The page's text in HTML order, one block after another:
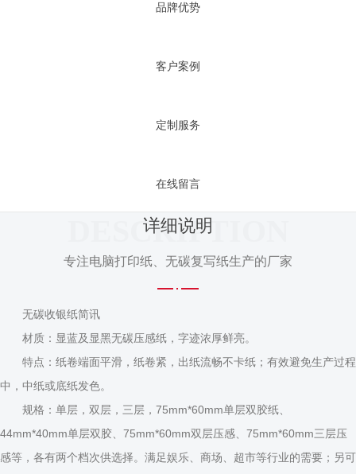
品牌优势
客户案例
定制服务
在线留言
DESCRIPTION
详细说明
专注电脑打印纸、无碳复写纸生产的厂家
无碳收银纸简讯
材质：显蓝及显黑无碳压感纸，字迹浓厚鲜亮。
特点：纸卷端面平滑，纸卷紧，出纸流畅不卡纸；有效避免生产过程
中，中纸或底纸发色。
规格：单层，双层，三层，75mm*60mm单层双胶纸、
44mm*40mm单层双胶、75mm*60mm双层压感、75mm*60mm三层压
感等，各有两个档次供选择。满足娱乐、商场、超市等行业的需要；另可